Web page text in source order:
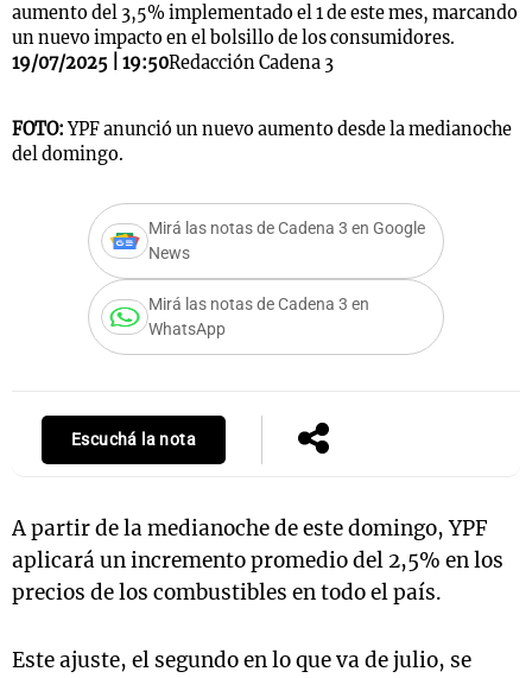
aumento del 3,5% implementado el 1 de este mes, marcando
un nuevo impacto en el bolsillo de los consumidores.
19/07/2025 | 19:50Redacción Cadena 3
FOTO:YPF anunció un nuevo aumento desde la medianoche
del domingo.
Mirá las notas de Cadena 3 en Google
News
Mirá las notas de Cadena 3 en
WhatsApp
Escuchá la nota
A partir de la medianoche de este domingo, YPF
aplicará un incremento promedio del 2,5% en los
precios de los combustibles en todo el país.
Este ajuste, el segundo en lo que va de julio, se
Mundial 2026
Notas